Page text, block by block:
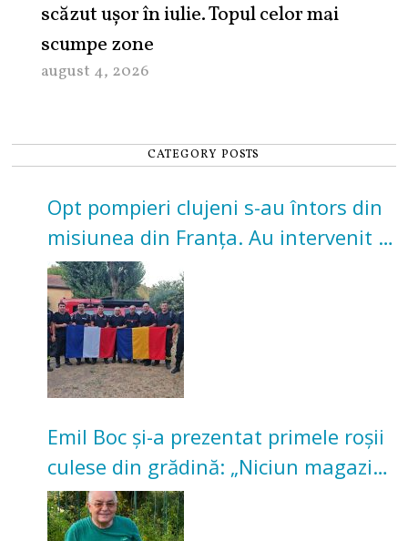
scăzut ușor în iulie. Topul celor mai
scumpe zone
august 4, 2026
CATEGORY POSTS
Opt pompieri clujeni s-au întors din
misiunea din Franța. Au intervenit la
incendii de vegetație și pădure
Emil Boc și-a prezentat primele roșii
culese din grădină: „Niciun magazin
nu poate oferi această satisfacție”